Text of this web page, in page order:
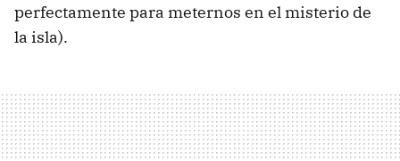
perfectamente para meternos en el misterio de
la isla).